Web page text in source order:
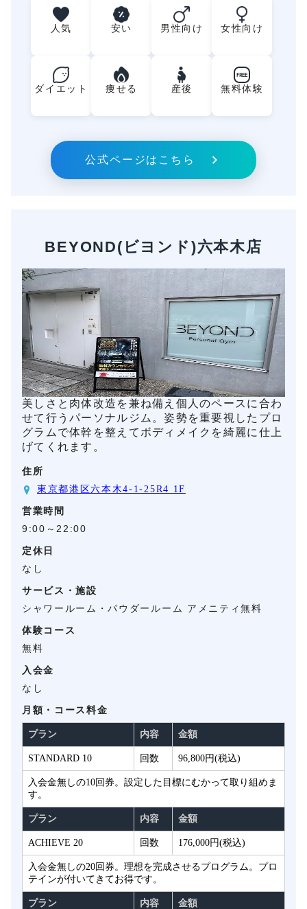
人気 安い 男性向け 女性向け
ダイエット 痩せる 産後
FREE
無料体験
公式ページはこちら
BEYOND(ビヨンド)六本木店
美しさと肉体改造を兼ね備え個人のペースに合わ
せて行うパーソナルジム。姿勢を重要視したプロ
グラムで体幹を整えてボディメイクを綺麗に仕上
げてくれます。
住所
東京都港区六本木4-1-25R4 1F
営業時間
9:00～22:00
定休日
なし
サービス・施設
シャワールーム・パウダールーム アメニティ無料
体験コース
無料
入会金
なし
月額・コース料金
プラン 内容 金額
STANDARD 10 回数 96,800円(税込)
入会金無しの10回券。設定した目標にむかって取り組めま
す。
プラン 内容 金額
ACHIEVE 20 回数 176,000円(税込)
入会金無しの20回券。理想を完成させるプログラム。プロ
テインが付いてきてお得です。
プラン 内容 金額